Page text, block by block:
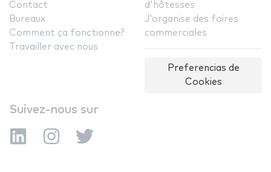
Contact
Bureaux
Comment ça fonctionne?
Travailler avec nous
d'hôtesses
J'organise des foires
commerciales
Preferencias de
Cookies
Suivez-nous sur